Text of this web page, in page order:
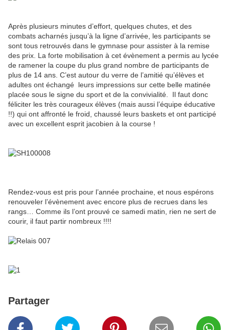
Après plusieurs minutes d’effort, quelques chutes, et des
combats acharnés jusqu’à la ligne d’arrivée, les participants se
sont tous retrouvés dans le gymnase pour assister à la remise
des prix. La forte mobilisation à cet évènement a permis au lycée
de ramener la coupe du plus grand nombre de participants de
plus de 14 ans. C’est autour du verre de l’amitié qu’élèves et
adultes ont échangé leurs impressions sur cette belle matinée
placée sous le signe du sport et de la convivialité. Il faut donc
féliciter les très courageux élèves (mais aussi l’équipe éducative
!!) qui ont affronté le froid, chaussé leurs baskets et ont participé
avec un excellent esprit jacobien à la course !
Rendez-vous est pris pour l’année prochaine, et nous espérons
renouveler l’évènement avec encore plus de recrues dans les
rangs… Comme ils l’ont prouvé ce samedi matin, rien ne sert de
courir, il faut partir nombreux !!!!
Partager